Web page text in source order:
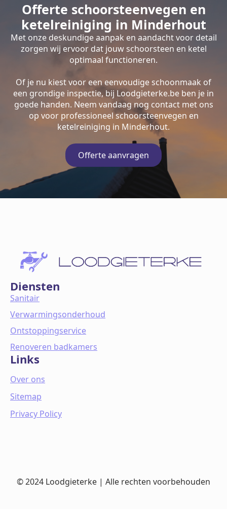
Offerte schoorsteenvegen en
ketelreiniging in Minderhout
Met onze deskundige aanpak en aandacht voor detail
zorgen wij ervoor dat jouw schoorsteen en ketel
optimaal functioneren.
Of je nu kiest voor een eenvoudige schoonmaak of
een grondige inspectie, bij Loodgieterke.be ben je in
goede handen. Neem vandaag nog contact met ons
op voor professioneel schoorsteenvegen en
ketelreiniging in Minderhout.
Offerte aanvragen
Diensten
Sanitair
Verwarmingsonderhoud
Ontstoppingservice
Renoveren badkamers
Links
Over ons
Sitemap
Privacy Policy
© 2024 Loodgieterke | Alle rechten voorbehouden